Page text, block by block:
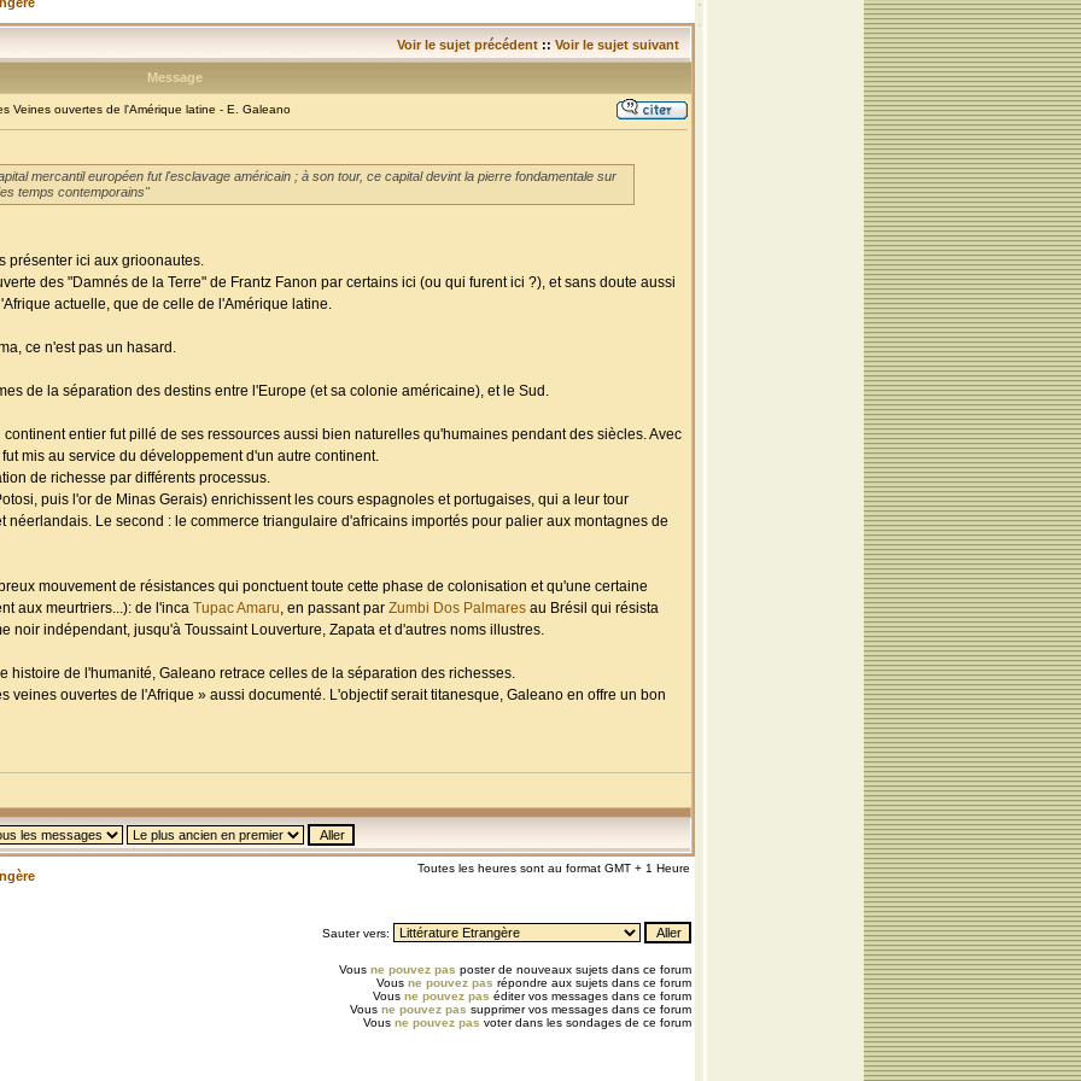
Voir le sujet précédent :: Voir le sujet suivant
Message
Veines ouvertes de l'Amérique latine - E. Galeano
mercantil européen fut l'esclavage américain ; à son tour, ce capital devint la pierre fondamentale sur
temps contemporains"
présenter ici aux grioonautes.
des "Damnés de la Terre" de Frantz Fanon par certains ici (ou qui furent ici ?), et sans doute aussi
actuelle, que de celle de l'Amérique latine.
ce n'est pas un hasard.
de la séparation des destins entre l'Europe (et sa colonie américaine), et le Sud.
entier fut pillé de ses ressources aussi bien naturelles qu'humaines pendant des siècles. Avec
mis au service du développement d'un autre continent.
de richesse par différents processus.
puis l'or de Minas Gerais) enrichissent les cours espagnoles et portugaises, qui a leur tour
Le second : le commerce triangulaire d'africains importés pour palier aux montagnes de
mouvement de résistances qui ponctuent toute cette phase de colonisation et qu'une certaine
aux meurtriers...): de l'inca Tupac Amaru, en passant par Zumbi Dos Palmares au Brésil qui résista
noir indépendant, jusqu'à Toussaint Louverture, Zapata et d'autres noms illustres.
histoire de l'humanité, Galeano retrace celles de la séparation des richesses.
veines ouvertes de l'Afrique » aussi documenté. L'objectif serait titanesque, Galeano en offre un bon
Toutes les heures sont au format GMT + 1 Heure
Sauter vers:
Vous ne pouvez pas poster de nouveaux sujets dans ce forum
Vous ne pouvez pas répondre aux sujets dans ce forum
Vous ne pouvez pas éditer vos messages dans ce forum
Vous ne pouvez pas supprimer vos messages dans ce forum
Vous ne pouvez pas voter dans les sondages de ce forum